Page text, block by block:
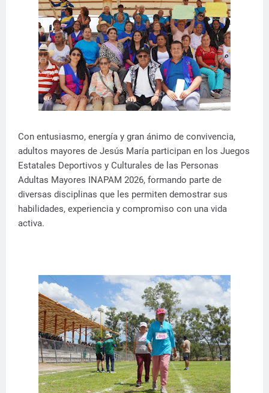
Con entusiasmo, energía y gran ánimo de convivencia,
adultos mayores de Jesús María participan en los Juegos
Estatales Deportivos y Culturales de las Personas
Adultas Mayores INAPAM 2026, formando parte de
diversas disciplinas que les permiten demostrar sus
habilidades, experiencia y compromiso con una vida
activa.